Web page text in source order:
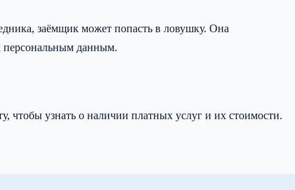
заёмщик может попасть в ловушку. Она
персональным данным.
чтобы узнать о наличии платных услуг и их стоимости.